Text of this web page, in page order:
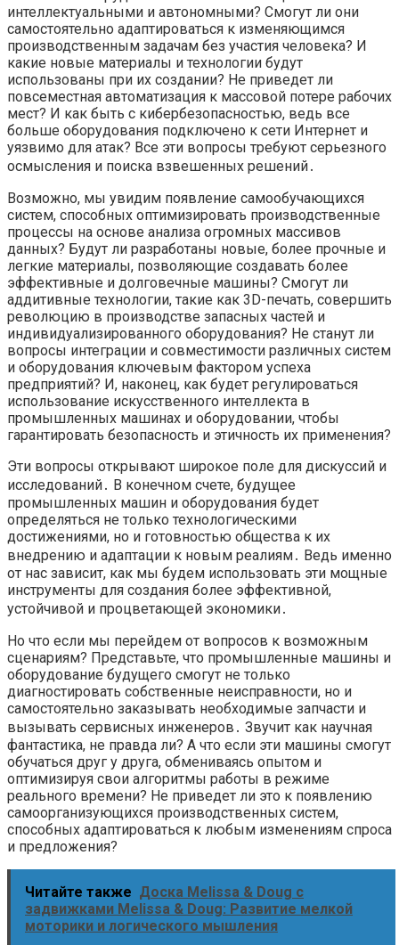
интеллектуальными и автономными? Смогут ли они
самостоятельно адаптироваться к изменяющимся
производственным задачам без участия человека? И
какие новые материалы и технологии будут
использованы при их создании? Не приведет ли
повсеместная автоматизация к массовой потере рабочих
мест? И как быть с кибербезопасностью, ведь все
больше оборудования подключено к сети Интернет и
уязвимо для атак? Все эти вопросы требуют серьезного
осмысления и поиска взвешенных решений․
Возможно, мы увидим появление самообучающихся
систем, способных оптимизировать производственные
процессы на основе анализа огромных массивов
данных? Будут ли разработаны новые, более прочные и
легкие материалы, позволяющие создавать более
эффективные и долговечные машины? Смогут ли
аддитивные технологии, такие как 3D-печать, совершить
революцию в производстве запасных частей и
индивидуализированного оборудования? Не станут ли
вопросы интеграции и совместимости различных систем
и оборудования ключевым фактором успеха
предприятий? И, наконец, как будет регулироваться
использование искусственного интеллекта в
промышленных машинах и оборудовании, чтобы
гарантировать безопасность и этичность их применения?
Эти вопросы открывают широкое поле для дискуссий и
исследований․ В конечном счете, будущее
промышленных машин и оборудования будет
определяться не только технологическими
достижениями, но и готовностью общества к их
внедрению и адаптации к новым реалиям․ Ведь именно
от нас зависит, как мы будем использовать эти мощные
инструменты для создания более эффективной,
устойчивой и процветающей экономики․
Но что если мы перейдем от вопросов к возможным
сценариям? Представьте, что промышленные машины и
оборудование будущего смогут не только
диагностировать собственные неисправности, но и
самостоятельно заказывать необходимые запчасти и
вызывать сервисных инженеров․ Звучит как научная
фантастика, не правда ли? А что если эти машины смогут
обучаться друг у друга, обмениваясь опытом и
оптимизируя свои алгоритмы работы в режиме
реального времени? Не приведет ли это к появлению
самоорганизующихся производственных систем,
способных адаптироваться к любым изменениям спроса
и предложения?
Читайте также Доска Melissa & Doug с
задвижками Melissa & Doug: Развитие мелкой
моторики и логического мышления